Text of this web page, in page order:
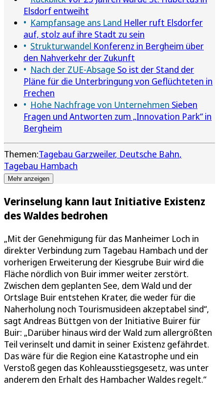
Elsdorf entweiht
Kampfansage ans Land Heller ruft Elsdorfer
auf, stolz auf ihre Stadt zu sein
Strukturwandel Konferenz in Bergheim über
den Nahverkehr der Zukunft
Nach der ZUE-Absage So ist der Stand der
Pläne für die Unterbringung von Geflüchteten in
Frechen
Hohe Nachfrage von Unternehmen Sieben
Fragen und Antworten zum „Innovation Park“ in
Bergheim
Themen:Tagebau Garzweiler Deutsche Bahn
Tagebau Hambach
Mehr anzeigen
Verinselung kann laut Initiative Existenz
des Waldes bedrohen
„Mit der Genehmigung für das Manheimer Loch in
direkter Verbindung zum Tagebau Hambach und der
vorherigen Erweiterung der Kiesgrube Buir wird die
Fläche nördlich von Buir immer weiter zerstört.
Zwischen dem geplanten See, dem Wald und der
Ortslage Buir entstehen Krater, die weder für die
Naherholung noch Tourismusideen akzeptabel sind“,
sagt Andreas Büttgen von der Initiative Buirer für
Buir: „Darüber hinaus wird der Wald zum allergrößten
Teil verinselt und damit in seiner Existenz gefährdet.
Das wäre für die Region eine Katastrophe und ein
Verstoß gegen das Kohleausstiegsgesetz, was unter
anderem den Erhalt des Hambacher Waldes regelt.“